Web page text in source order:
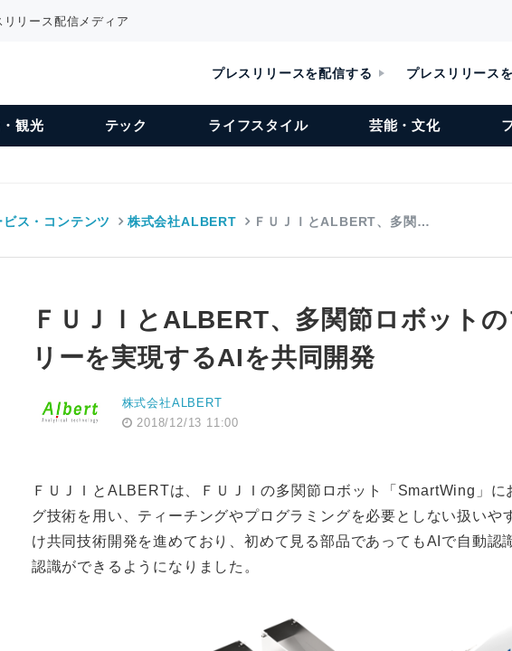
リース配信メディア
プレスリリースを配信する プレスリリース
観光 テック ライフスタイル 芸能・文化
ス・コンテンツ 株式会社ALBERT ＦＵＪＩとALBERT、多関…
ＦＵＪＩとALBERT、多関節ロボット
リーを実現するAIを共同開発
株式会社ALBERT
2018/12/13 11:00
ＦＵＪＩとALBERTは、ＦＵＪＩの多関節ロボット「SmartWing」
グ技術を用い、ティーチングやプログラミングを必要としない扱いや
け共同技術開発を進めており、初めて見る部品であってもAIで自動認
認識ができるようになりました。